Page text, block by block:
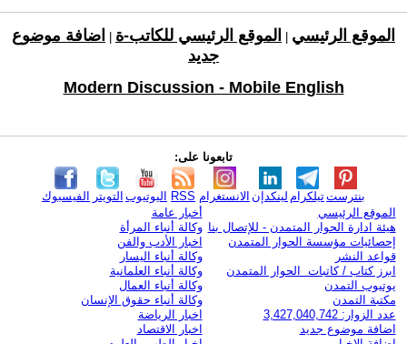
الموقع الرئيسي الموقع الرئيسي للكاتب-ة
اضافة موضوع
جديد
Modern Discussion - Mobile English
تابعونا على:
الفيسبوك التويتر اليوتيوب RSS الانستغرام لينكدإن تيلكرامبنترست
الموقع الرئيسي
هيئة ادارة الحوار المتمدن - للإتصال بنا
إحصائيات مؤسسة الحوار المتمدن
قواعد النشر
ابرز كتاب / كاتبات الحوار المتمدن
يوتيوب التمدن
مكتبة التمدن
عدد الزوار: 3,427,040,742
اضافة موضوع جديد
أخبار عامة
وكالة أنباء المرأة
اخبار الأدب والفن
وكالة أنباء اليسار
وكالة أنباء العلمانية
وكالة أنباء العمال
وكالة أنباء حقوق الإنسان
اخبار الرياضة
اخبار الاقتصاد